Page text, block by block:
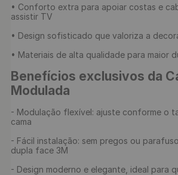
• Conforto extra para apoiar costas e
assistir TV
• Design sofisticado que valoriza a
• Materiais de alta qualidade para maior
Benefícios exclusivos da
Modulada
- Modulação flexível: ajuste conforme o
cama
- Fácil instalação: sem pregos ou
dupla face 3M
- Design moderno e elegante, ideal para